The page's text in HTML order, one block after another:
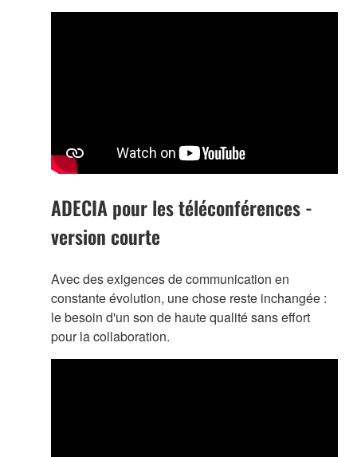
ADECIA pour les téléconférences -
version courte
Avec des exigences de communication en
constante évolution, une chose reste inchangée :
le besoin d'un son de haute qualité sans effort
pour la collaboration.